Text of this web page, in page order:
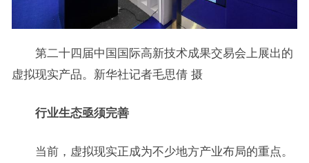
第二十四届中国国际高新技术成果交易会上展出的
虚拟现实产品。新华社记者毛思倩 摄
行业生态亟须完善
当前，虚拟现实正成为不少地方产业布局的重点。